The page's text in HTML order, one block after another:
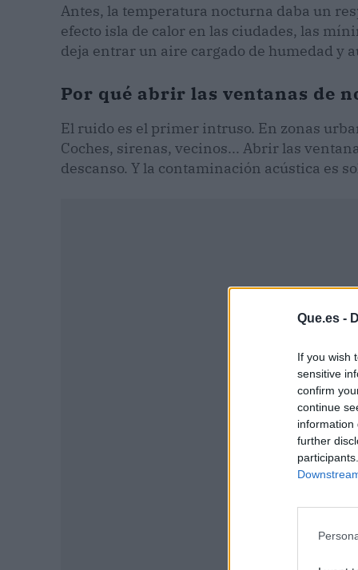
Que.es -
If you wish
sensitive
confirm
continue
information
further
Antes, la temperatura nocturna daba un
efecto isla de calor en las ciudades, las
deja entrar un aire cargado de humedad y
Por qué abrir las ventanas de
El ruido es el primer intruso. En zonas
Coches, sirenas, vecinos... Abrir las
descanso. Y la contaminación acústica es